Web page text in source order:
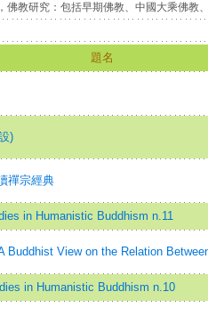
佛教研究：包括早期佛教、中國大乘佛教
題名
)
禪宗經典
in Humanistic Buddhism n.11
Buddhist View on the Relation
in Humanistic Buddhism n.10